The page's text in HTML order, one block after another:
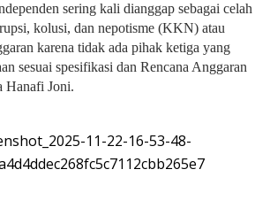
sering kali dianggap sebagai celah
kolusi, dan nepotisme (KKN) atau
karena tidak ada pihak ketiga yang
sesuai spesifikasi dan Rencana Anggaran
Hanafi Joni.